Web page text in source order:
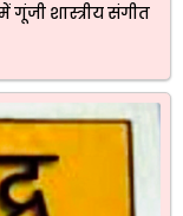
शास्त्रीय संगीत